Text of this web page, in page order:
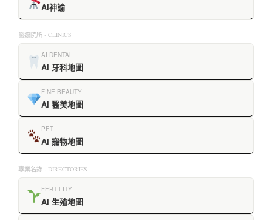
AI神諭
醫療院所 · CLINICS
AI DENTAL
AI 牙科地圖
FINE BEAUTY
AI 醫美地圖
PET
AI 寵物地圖
專業名錄 · DIRECTORIES
FERTILITY
AI 生殖地圖